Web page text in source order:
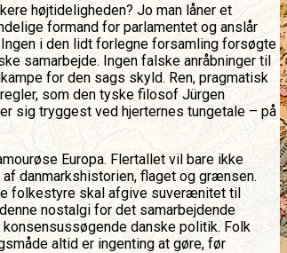
højtideligheden? Jo man låner et
formand for parlamentet og anslår
i den lidt forlegne forsamling forsøgte
samarbejde. Ingen falske anråbninger til
for den sags skyld. Ren, pragmatisk
som den tyske filosof Jürgen
sig tryggest ved hjerternes tungetale – på
Europa. Flertallet vil bare ikke
danmarkshistorien, flaget og grænsen.
folkestyre skal afgive suverænitet til
nostalgi for det samarbejdende
danske politik. Folk
altid er ingenting at gøre, før